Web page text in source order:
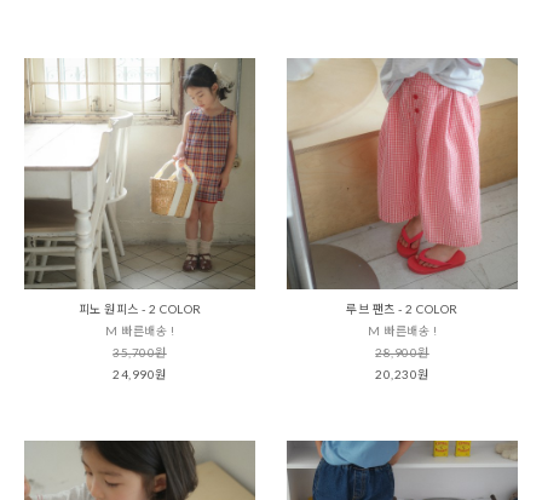
피노 원피스 - 2 COLOR
M 빠른배송 !
35,700원
24,990원
루브 팬츠 - 2 COLOR
M 빠른배송 !
28,900원
20,230원